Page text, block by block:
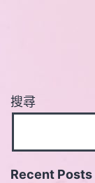
搜尋
Recent Posts